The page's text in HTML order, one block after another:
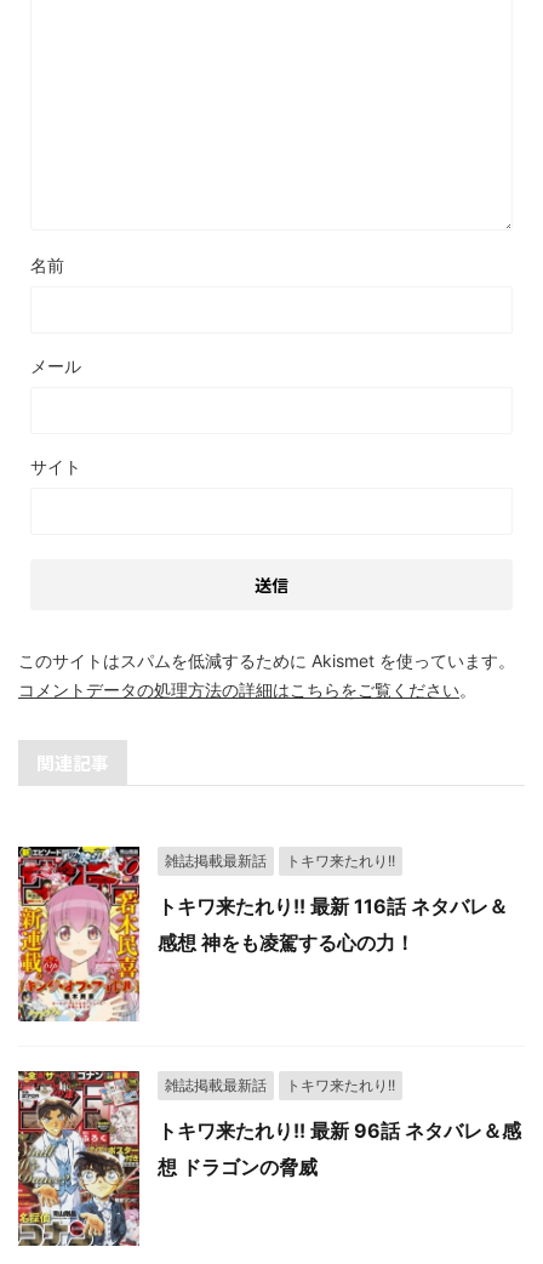
名前
メール
サイト
このサイトはスパムを低減するために Akismet を使っています。
コメントデータの処理方法の詳細はこちらをご覧ください。
関連記事
雑誌掲載最新話 トキワ来たれり!!
トキワ来たれり!! 最新 116話 ネタバレ＆
感想 神をも凌駕する心の力！
雑誌掲載最新話 トキワ来たれり!!
トキワ来たれり!! 最新 96話 ネタバレ＆感
想 ドラゴンの脅威